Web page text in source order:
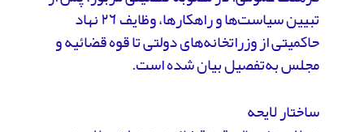
تبیین سیاست‌ها و راهکارها، وظایف ٢٦ نهاد
حاکمیتی از وزراتخانه‌های دولتی تا قوه قضائیه و
مجلس به‌تفصیل بیان شده است.
ساختار لایحه